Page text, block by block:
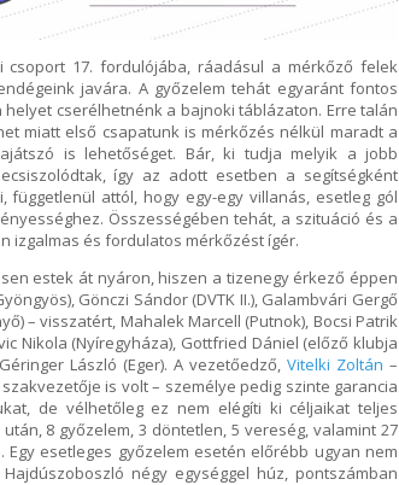
17. fordulójába, ráadásul a mérkőző felek
javára. A győzelem tehát egyaránt fontos
cserélhetnénk a bajnoki táblázaton. Erre talán
miatt első csapatunk is mérkőzés nélkül maradt a
is lehetőséget. Bár, ki tudja melyik a jobb
így az adott esetben a segítségként
attól, hogy egy-egy villanás, esetleg gól
Összességében tehát, a szituáció és a
izgalmas és fordulatos mérkőzést ígér.
estek át nyáron, hiszen a tizenegy érkező éppen
Gönczi Sándor (DVTK II.), Galambvári Gergő
– visszatért, Mahalek Marcell (Putnok), Bocsi Patrik
Nikola (Nyíregyháza), Gottfried Dániel (előző klubja
László (Eger). A vezetőedző, Vitelki Zoltán –
is volt – személye pedig szinte garancia
de vélhetőleg ez nem elégíti ki céljaikat teljes
8 győzelem, 3 döntetlen, 5 vereség, valamint 27
esetleges győzelem esetén előrébb ugyan nem
négy egységgel húz, pontszámban